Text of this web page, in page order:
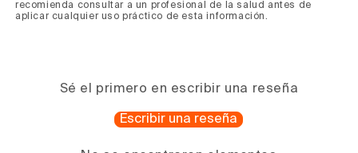
recomienda consultar a un profesional de la salud antes de
aplicar cualquier uso práctico de esta información.
Sé el primero en escribir una reseña
Escribir una reseña